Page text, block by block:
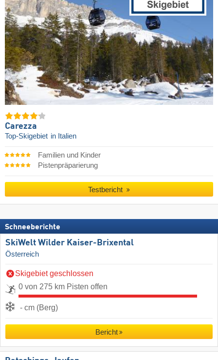
Carezza
Top-Skigebiet in Italien
Familien und Kinder
Pistenpräparierung
Testbericht
Schneeberichte
SkiWelt Wilder Kaiser-Brixental
Österreich
Skigebiet geschlossen
0 von 275 km Pisten offen
- cm (Berg)
Bericht